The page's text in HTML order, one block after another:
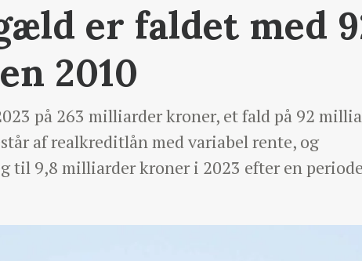
er faldet med
2010
på 263 milliarder kroner, et fald på 92
af realkreditlån med variabel rente, og
til 9,8 milliarder kroner i 2023 efter en